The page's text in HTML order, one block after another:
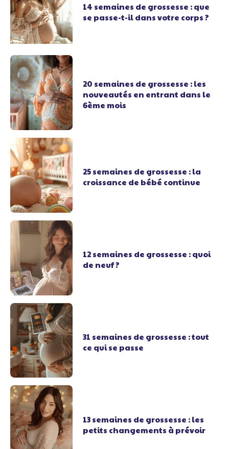
14 semaines de grossesse : que
se passe-t-il dans votre corps ?
20 semaines de grossesse : les
nouveautés en entrant dans le
6ème mois
25 semaines de grossesse : la
croissance de bébé continue
12 semaines de grossesse : quoi
de neuf ?
31 semaines de grossesse : tout
ce qui se passe
13 semaines de grossesse : les
petits changements à prévoir